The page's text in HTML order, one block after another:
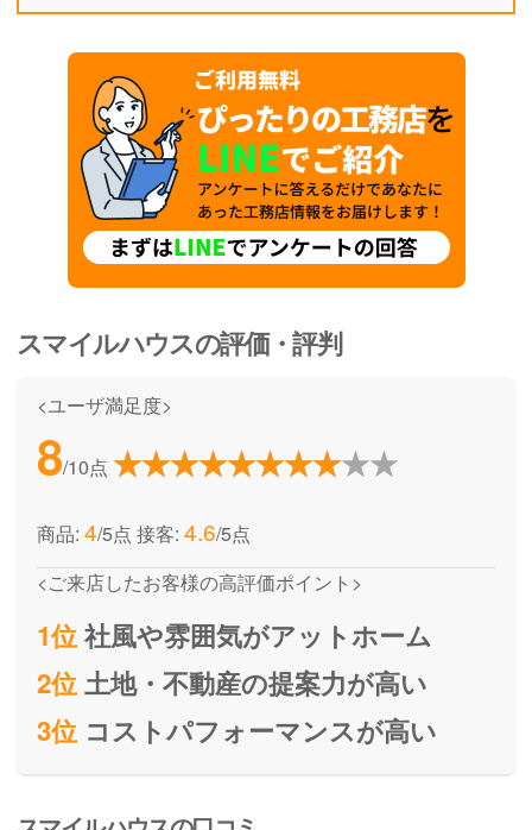
スマイルハウスの評価・評判
<ユーザ満足度>
8/10点
商品: 4/5点 接客: 4.6/5点
<ご来店したお客様の高評価ポイント>
1位社風や雰囲気がアットホーム
2位土地・不動産の提案力が高い
3位コストパフォーマンスが高い